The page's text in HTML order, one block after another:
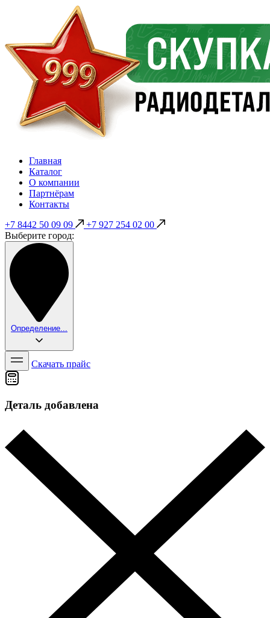
Главная
Каталог
О компании
Партнёрам
Контакты
+7 8442 50 09 09
+7 927 254 02 00
Выберите город:
Определение...
Скачать прайс
Деталь добавлена